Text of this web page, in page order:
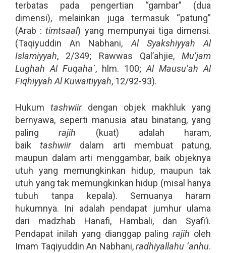
terbatas pada pengertian “gambar” (dua
dimensi), melainkan juga termasuk “patung”
(Arab :timtsaal) yang mempunyai tiga dimensi.
(Taqiyuddin An Nabhani, Al Syakshiyyah Al
Islamiyyah, 2/349; Rawwas Qal’ahjie, Mu’jam
Lughah Al Fuqaha`, hlm. 100; Al Mausu’ah Al
Fiqhiyyah Al Kuwaitiyyah, 12/92-93).
Hukum tashwiirdengan objek makhluk yang
bernyawa, seperti manusia atau binatang, yang
palingrajih (kuat) adalah haram,
baiktashwiirdalam arti membuat patung,
maupun dalam arti menggambar, baik objeknya
utuh yang memungkinkan hidup, maupun tak
utuh yang tak memungkinkan hidup (misal hanya
tubuh tanpa kepala). Semuanya haram
hukumnya. Ini adalah pendapat jumhur ulama
dari madzhab Hanafi, Hambali, dan Syafi’i.
Pendapat inilah yang dianggap palingrajih oleh
Imam Taqiyuddin An Nabhani,radhiyallahu ‘anhu.